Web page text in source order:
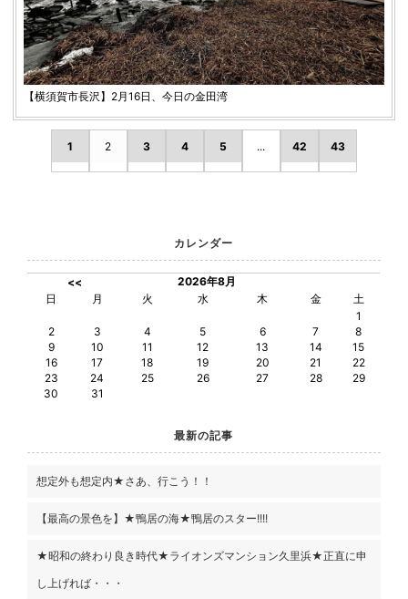
【横須賀市長沢】2月16日、今日の金田湾
1 2 3 4 5 ... 42 43
カレンダー
<<
2026年8月
日
月 火 水 木 金
土
1
2
3 4 5 6 7
8
9
10 11 12 13 14
15
16
17 18 19 20 21
22
23
24 25 26 27 28
29
30
31
最新の記事
想定外も想定内★さあ、行こう！！
【最高の景色を】★鴨居の海★鴨居のスター!!!!
★昭和の終わり良き時代★ライオンズマンション久里浜★正直に申
し上げれば・・・